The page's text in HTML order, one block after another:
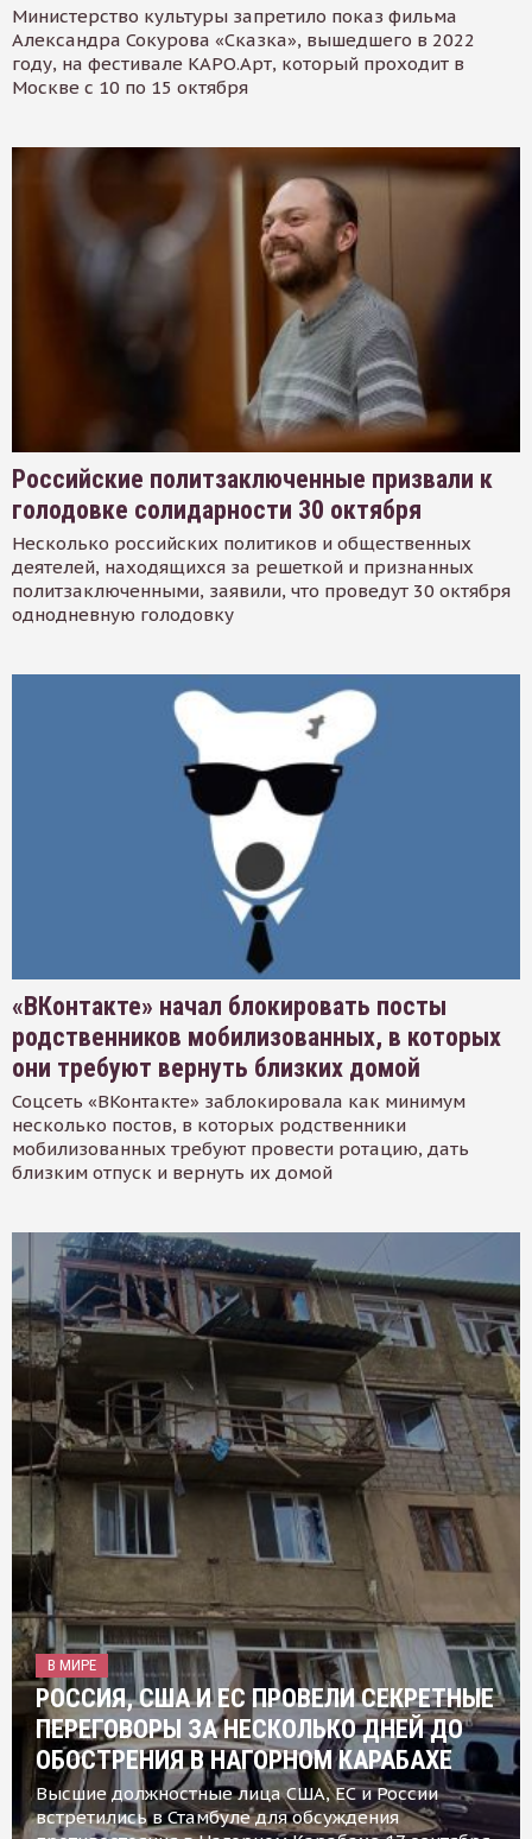
Министерство культуры запретило показ фильма
Александра Сокурова «Сказка», вышедшего в 2022
году, на фестивале КАРО.Арт, который проходит в
Москве с 10 по 15 октября
Российские политзаключенные призвали к
голодовке солидарности 30 октября
Несколько российских политиков и общественных
деятелей, находящихся за решеткой и признанных
политзаключенными, заявили, что проведут 30 октября
однодневную голодовку
«ВКонтакте» начал блокировать посты
родственников мобилизованных, в которых
они требуют вернуть близких домой
Соцсеть «ВКонтакте» заблокировала как минимум
несколько постов, в которых родственники
мобилизованных требуют провести ротацию, дать
близким отпуск и вернуть их домой
В МИРЕ
РОССИЯ, США И ЕС ПРОВЕЛИ СЕКРЕТНЫЕ
ПЕРЕГОВОРЫ ЗА НЕСКОЛЬКО ДНЕЙ ДО
ОБОСТРЕНИЯ В НАГОРНОМ КАРАБАХЕ
Высшие должностные лица США, ЕС и России
встретились в Стамбуле для обсуждения